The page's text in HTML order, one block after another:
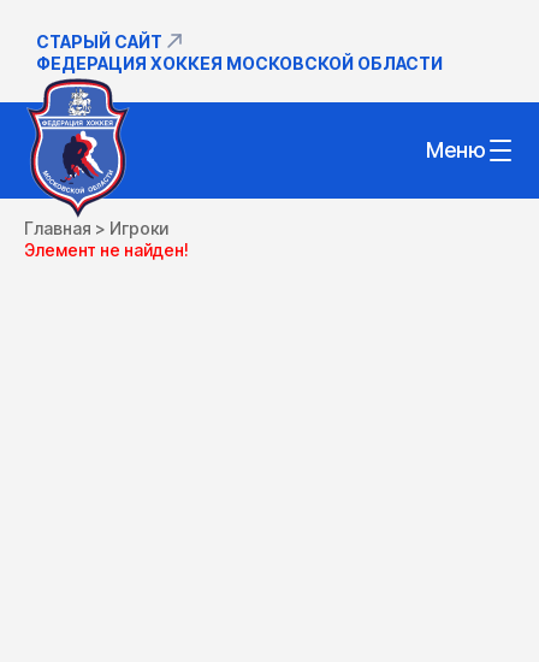
СТАРЫЙ САЙТ
ФЕДЕРАЦИЯ ХОККЕЯ МОСКОВСКОЙ ОБЛАСТИ
Меню
Главная > Игроки
Элемент не найден!